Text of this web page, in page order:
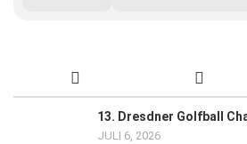
13. Dresdner Golfball
JULI 6, 2026